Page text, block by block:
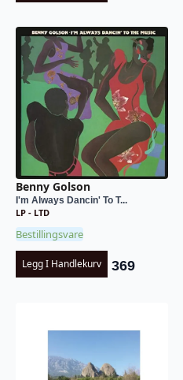
Benny Golson
I'm Always Dancin' To T...
LP - LTD
Bestillingsvare
Legg I Handlekurv 369